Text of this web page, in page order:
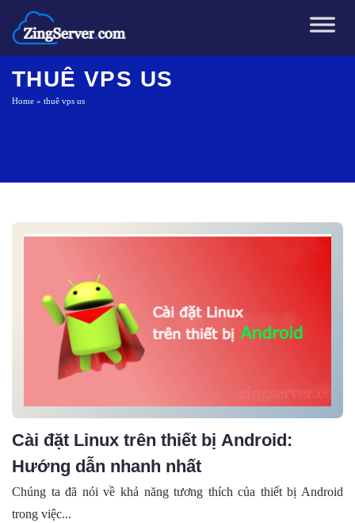
Chuyển
đến
dung
THUÊ VPS US
Home » thuê vps us
Cài đặt Linux trên thiết bị Android:
Hướng dẫn nhanh nhất
Chúng ta đã nói về khả năng tương thích của thiết bị Android
trong việc...